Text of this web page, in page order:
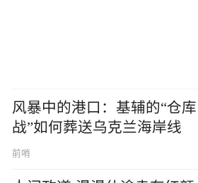
风暴中的港口：基辅的“仓库
战”如何葬送乌克兰海岸线
前哨